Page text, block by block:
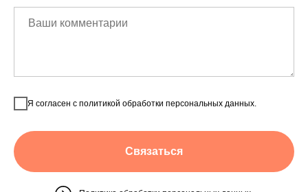
Я согласен с политикой обработки персональных данных.
Связаться